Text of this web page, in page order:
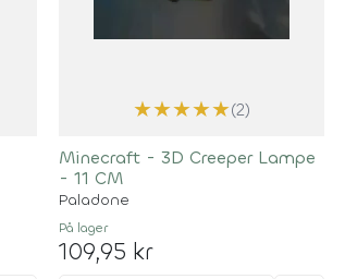
★★★★★(2)
Minecraft - 3D Creeper Lampe
- 11 CM
Paladone
På lager
109,95 kr